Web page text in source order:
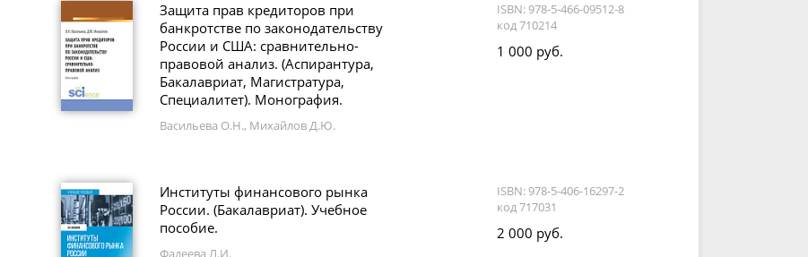
Защита прав кредиторов при
банкротстве по законодательству
России и США: сравнительно-
правовой анализ. (Аспирантура,
Бакалавриат, Магистратура,
Специалитет). Монография.
Васильева О.Н., Михайлов Д.Ю.
ISBN: 978-5-466-09512-8
код 710214
1 000 руб.
Институты финансового рынка
России. (Бакалавриат). Учебное
пособие.
Фадеева Л.И.
ISBN: 978-5-406-16297-2
код 717031
2 000 руб.